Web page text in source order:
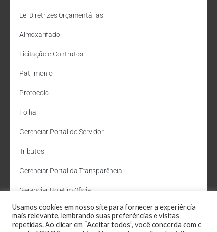
Lei Diretrizes Orçamentárias
Almoxarifado
Licitação e Contratos
Patrimônio
Protocolo
Folha
Gerenciar Portal do Servidor
Tributos
Gerenciar Portal da Transparência
Gerenciar Boletim Oficial
Departamento de Água e Esgoto
Administração Site
Usamos cookies em nosso site para fornecer a experiência
mais relevante, lembrando suas preferências e visitas
repetidas. Ao clicar em “Aceitar todos”, você concorda com o